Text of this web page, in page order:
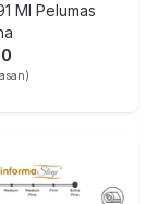
Ml Pelumas